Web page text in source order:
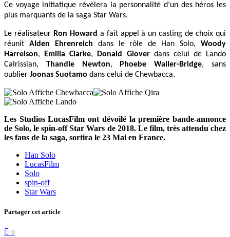
Ce voyage initiatique révèlera la personnalité d’un des héros les
plus marquants de la saga Star Wars.
Le réalisateur Ron Howard a fait appel à un casting de choix qui
réunit Alden Ehrenreich dans le rôle de Han Solo,Woody
Harrelson, Emilia Clarke, Donald Gloverdans celui de Lando
Calrissian, Thandie Newton, Phoebe Waller-Bridge, sans
oublier Joonas Suotamo dans celui de Chewbacca.
Les Studios LucasFilm ont dévoilé la première bande-annonce
de Solo, le spin-off Star Wars de 2018. Le film, très attendu chez
les fans de la saga, sortira le 23 Mai en France.
Han Solo
LucasFilm
Solo
spin-off
Star Wars
Partager cet article
0